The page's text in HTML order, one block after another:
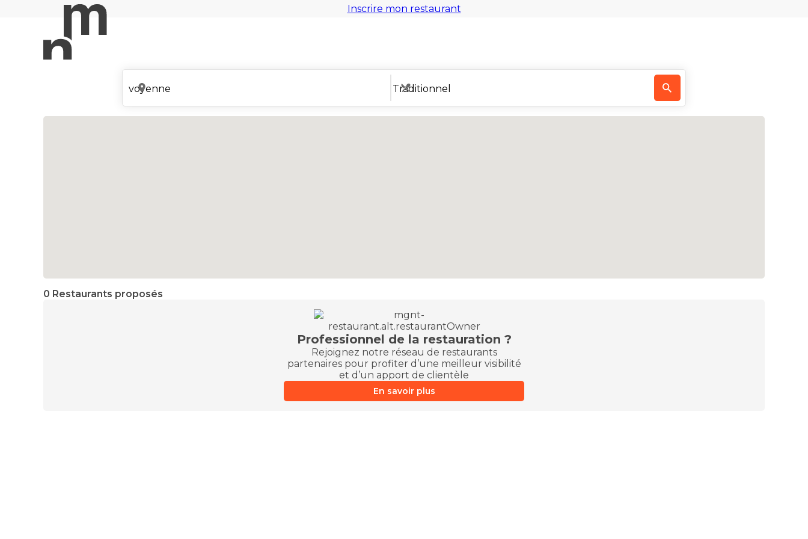
Inscrire mon restaurant
0 Restaurants proposés
Professionnel de la restauration ?
Rejoignez notre réseau de restaurants
partenaires pour profiter d’une meilleur visibilité
et d’un apport de clientèle
En savoir plus